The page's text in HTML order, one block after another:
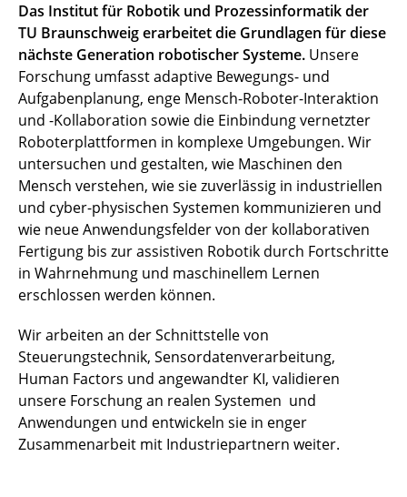
Das Institut für Robotik und Prozessinformatik der
TU Braunschweig erarbeitet die Grundlagen für diese
nächste Generation robotischer Systeme. Unsere
Forschung umfasst adaptive Bewegungs- und
Aufgabenplanung, enge Mensch-Roboter-Interaktion
und -Kollaboration sowie die Einbindung vernetzter
Roboterplattformen in komplexe Umgebungen. Wir
untersuchen und gestalten, wie Maschinen den
Mensch verstehen, wie sie zuverlässig in industriellen
und cyber-physischen Systemen kommunizieren und
wie neue Anwendungsfelder von der kollaborativen
Fertigung bis zur assistiven Robotik durch Fortschritte
in Wahrnehmung und maschinellem Lernen
erschlossen werden können.
Wir arbeiten an der Schnittstelle von
Steuerungstechnik, Sensordatenverarbeitung,
Human Factors und angewandter KI, validieren
unsere Forschung an realen Systemen und
Anwendungen und entwickeln sie in enger
Zusammenarbeit mit Industriepartnern weiter.